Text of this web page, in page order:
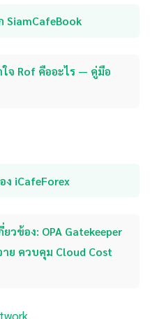
SiamCafeBook
จ Rof คืออะไร — คู่มือ
ง iCafeForex
วข้อง: OPA Gatekeeper
ย ควบคุม Cloud Cost